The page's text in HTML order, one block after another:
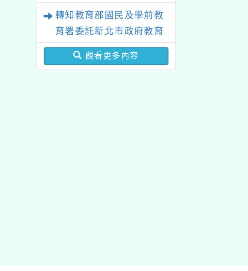
轉知教育部國民及學前教
育署委託新北市政府教育
局辦理「115年度教師專
業成長研習實施計畫－夢
觀看更多內容